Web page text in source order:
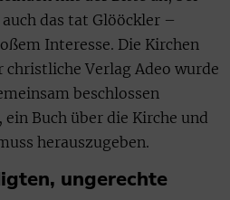
auch das tat Glööckler –
Interesse. Die Kirchen
christliche Verlag Adeo wurde
beschlossen
Buch über die Kirche und
herauszugeben.
ungerechte